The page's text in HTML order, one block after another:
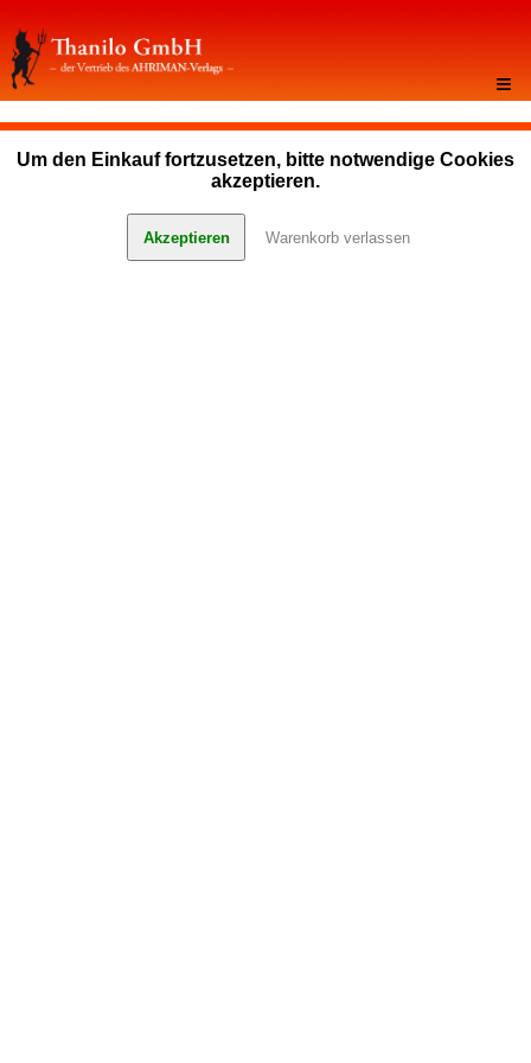
≡
Um den Einkauf fortzusetzen, bitte notwendige Cookies
akzeptieren.
Akzeptieren Warenkorb verlassen